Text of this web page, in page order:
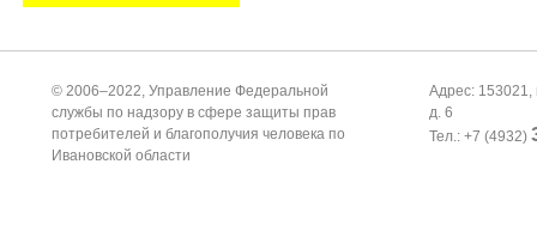
© 2006–2022, Управление Федеральной
службы по надзору в сфере защиты прав
потребителей и благополучия человека по
Ивановской области
Адрес: 153021,
д. 6
Тел.: +7 (4932)